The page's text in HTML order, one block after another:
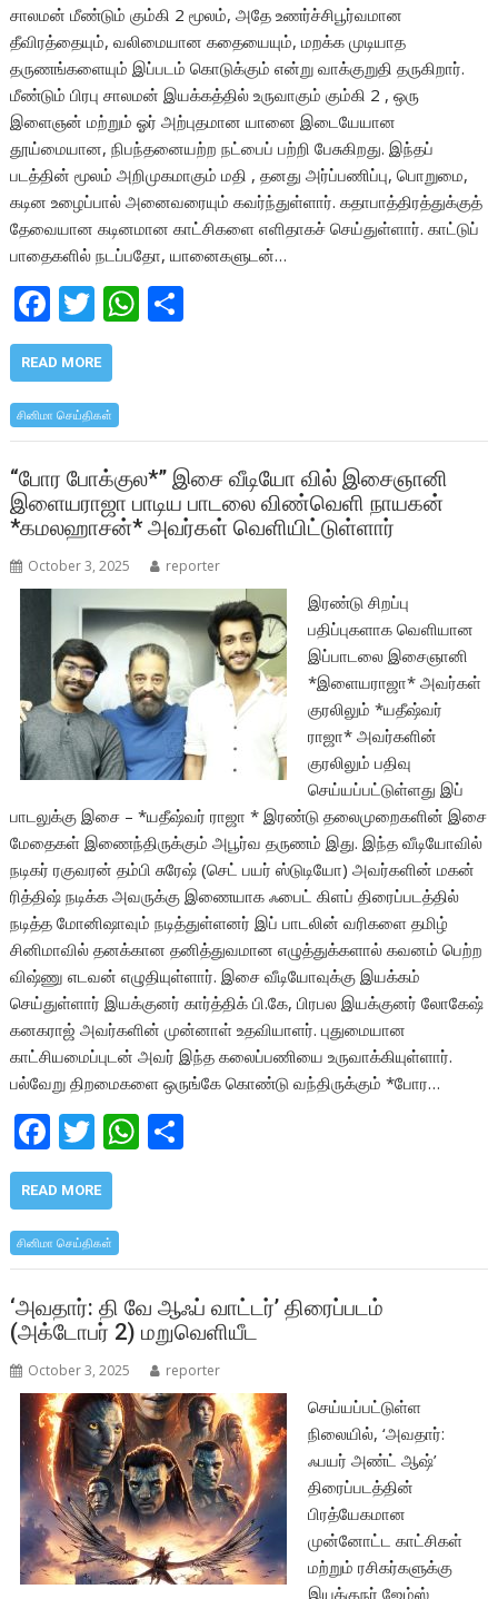
சாலமன் மீண்டும் கும்கி 2 மூலம், அதே உணர்ச்சிபூர்வமான
தீவிரத்தையும், வலிமையான கதையையும், மறக்க முடியாத
தருணங்களையும் இப்படம் கொடுக்கும் என்று வாக்குறுதி தருகிறார்.
மீண்டும் பிரபு சாலமன் இயக்கத்தில் உருவாகும் கும்கி 2 , ஒரு
இளைஞன் மற்றும் ஓர் அற்புதமான யானை இடையேயான
தூய்மையான, நிபந்தனையற்ற நட்பைப் பற்றி பேசுகிறது. இந்தப்
படத்தின் மூலம் அறிமுகமாகும் மதி , தனது அர்ப்பணிப்பு, பொறுமை,
கடின உழைப்பால் அனைவரையும் கவர்ந்துள்ளார். கதாபாத்திரத்துக்குத்
தேவையான கடினமான காட்சிகளை எளிதாகச் செய்துள்ளார். காட்டுப்
பாதைகளில் நடப்பதோ, யானைகளுடன்…
F
ac
e
b
o
o
k
T
w
itt
er
W
h
A
p
p
READ MORE
சினிமா செய்திகள்
“போர போக்குல*” இசை வீடியோ வில் இசைஞானி
இளையராஜா பாடிய பாடலை விண்வெளி நாயகன்
*கமலஹாசன்* அவர்கள் வெளியிட்டுள்ளார்
October 3, 2025 reporter
இரண்டு சிறப்பு
பதிப்புகளாக வெளியான
இப்பாடலை இசைஞானி
*இளையராஜா* அவர்கள்
குரலிலும் *யதீஷ்வர்
ராஜா* அவர்களின்
குரலிலும் பதிவு
செய்யப்பட்டுள்ளது இப்
பாடலுக்கு இசை – *யதீஷ்வர் ராஜா * இரண்டு தலைமுறைகளின் இசை
மேதைகள் இணைந்திருக்கும் அபூர்வ தருணம் இது. இந்த வீடியோவில்
நடிகர் ரகுவரன் தம்பி சுரேஷ் (செட் பயர் ஸ்டுடியோ) அவர்களின் மகன்
ரித்திஷ் நடிக்க அவருக்கு இணையாக ஃபைட் கிளப் திரைப்படத்தில்
நடித்த மோனிஷாவும் நடித்துள்ளனர் இப் பாடலின் வரிகளை தமிழ்
சினிமாவில் தனக்கான தனித்துவமான எழுத்துக்களால் கவனம் பெற்ற
விஷ்ணு எடவன் எழுதியுள்ளார். இசை வீடியோவுக்கு இயக்கம்
செய்துள்ளார் இயக்குனர் கார்த்திக் பி.கே, பிரபல இயக்குனர் லோகேஷ்
கனகராஜ் அவர்களின் முன்னாள் உதவியாளர். புதுமையான
காட்சியமைப்புடன் அவர் இந்த கலைப்பணியை உருவாக்கியுள்ளார்.
பல்வேறு திறமைகளை ஒருங்கே கொண்டு வந்திருக்கும் *போர…
F
ac
e
b
o
o
k
T
w
itt
er
W
A
p
p
READ MORE
சினிமா செய்திகள்
‘அவதார்: தி வே ஆஃப் வாட்டர்’ திரைப்படம்
(அக்டோபர் 2) மறுவெளியீட
October 3, 2025 reporter
செய்யப்பட்டுள்ள
நிலையில், ‘அவதார்:
ஃபயர் அண்ட் ஆஷ்’
திரைப்படத்தின்
பிரத்யேகமான
முன்னோட்ட காட்சிகள்
மற்றும் ரசிகர்களுக்கு
இயக்குநர் ஜேம்ஸ்